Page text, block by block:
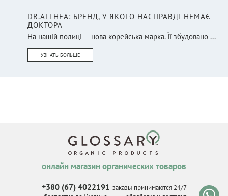
DR.ALTHEA: БРЕНД, У ЯКОГО НАСПРАВДІ НЕМАЄ
ДОКТОРА
На нашій полиці — нова корейська марка. Її збудовано ...
УЗНАТЬ БОЛЬШЕ
онлайн магазин органических товаров
+380 (67) 4022191 заказы принимаются 24/7